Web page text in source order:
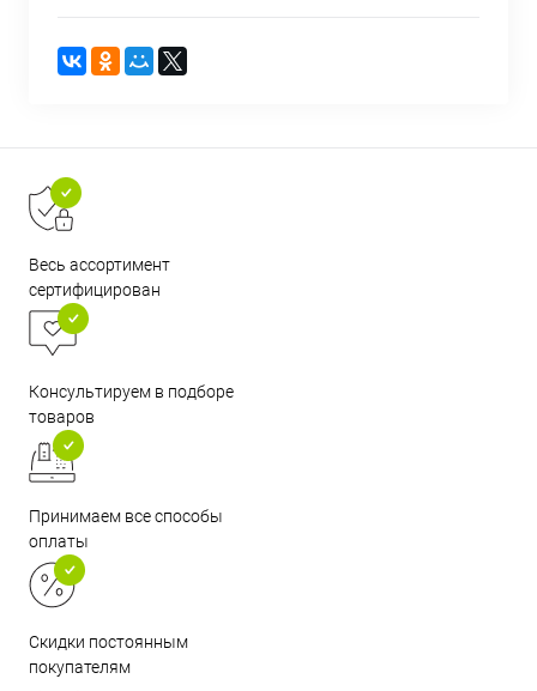
Весь ассортимент
сертифицирован
Консультируем в подборе
товаров
Принимаем все способы
оплаты
Скидки постоянным
покупателям